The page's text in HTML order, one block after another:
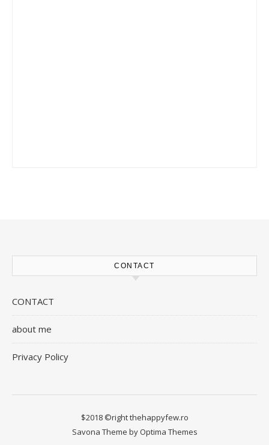
CONTACT
CONTACT
about me
Privacy Policy
$2018 ©right thehappyfew.ro
Savona Theme by Optima Themes